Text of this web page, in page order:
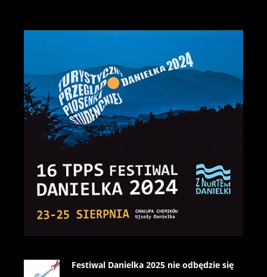
Festiwal Danielka 2025 nie odbędzie się